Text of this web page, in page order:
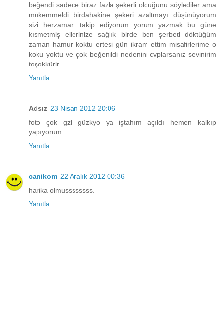
beğendi sadece biraz fazla şekerli olduğunu söylediler ama
mükemmeldi birdahakine şekeri azaltmayı düşünüyorum
sizi herzaman takip ediyorum yorum yazmak bu güne
kısmetmiş ellerinize sağlık birde ben şerbeti döktüğüm
zaman hamur koktu ertesi gün ikram ettim misafirlerime o
koku yoktu ve çok beğenildi nedenini cvplarsanız sevinirim
teşekkürlr
Yanıtla
Adsız 23 Nisan 2012 20:06
foto çok gzl güzkyo ya iştahım açıldı hemen kalkıp
yapıyorum.
Yanıtla
canikom 22 Aralık 2012 00:36
harika olmussssssss.
Yanıtla